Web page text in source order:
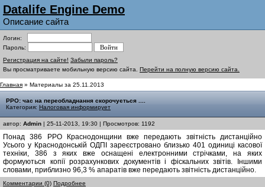
Datalife Engine Demo
Описание сайта
Логин:
Пароль:
Регистрация на сайте! Забыли пароль?
Вы просматриваете мобильную версию сайта. Перейти на полную версию сайта.
Главная » Материалы за 25.11.2013
РРО: час на переобладнання скорочується ....
Категория: Налоговая информирует
автор: Admin | 25-11-2013, 19:30 | Просмотров: 1192
Понад 386 РРО Краснодонщини вже передають звітність дистанційно
Усього у Краснодонській ОДПІ зареєстровано близько 401 одиниці касової
техніки, 386 з яких вже оснащені електронними стрічками, на яких
формуються копії розрахункових документів і фіскальних звітів. Іншими
словами, приблизно 96,3 % апаратів вже передають звітність дистанційно.
Комментарии (0) Подробнее